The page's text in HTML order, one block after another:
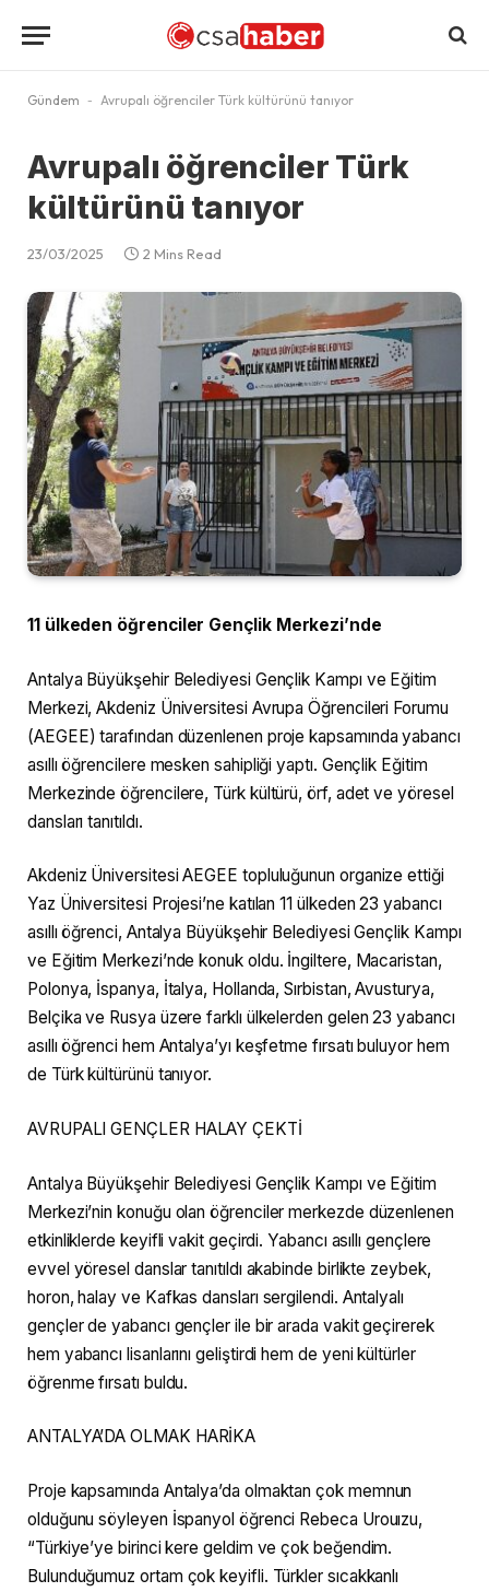
Gündem - Avrupalı öğrenciler Türk kültürünü tanıyor
Avrupalı öğrenciler Türk
kültürünü tanıyor
23/03/2025 2 Mins Read
11 ülkeden öğrenciler Gençlik Merkezi’nde
Antalya Büyükşehir Belediyesi Gençlik Kampı ve Eğitim
Merkezi, Akdeniz Üniversitesi Avrupa Öğrencileri Forumu
(AEGEE) tarafından düzenlenen proje kapsamında yabancı
asıllı öğrencilere mesken sahipliği yaptı. Gençlik Eğitim
Merkezinde öğrencilere, Türk kültürü, örf, adet ve yöresel
dansları tanıtıldı.
Akdeniz Üniversitesi AEGEE topluluğunun organize ettiği
Yaz Üniversitesi Projesi’ne katılan 11 ülkeden 23 yabancı
asıllı öğrenci, Antalya Büyükşehir Belediyesi Gençlik Kampı
ve Eğitim Merkezi’nde konuk oldu. İngiltere, Macaristan,
Polonya, İspanya, İtalya, Hollanda, Sırbistan, Avusturya,
Belçika ve Rusya üzere farklı ülkelerden gelen 23 yabancı
asıllı öğrenci hem Antalya’yı keşfetme fırsatı buluyor hem
de Türk kültürünü tanıyor.
AVRUPALI GENÇLER HALAY ÇEKTİ
Antalya Büyükşehir Belediyesi Gençlik Kampı ve Eğitim
Merkezi’nin konuğu olan öğrenciler merkezde düzenlenen
etkinliklerde keyifli vakit geçirdi. Yabancı asıllı gençlere
evvel yöresel danslar tanıtıldı akabinde birlikte zeybek,
horon, halay ve Kafkas dansları sergilendi. Antalyalı
gençler de yabancı gençler ile bir arada vakit geçirerek
hem yabancı lisanlarını geliştirdi hem de yeni kültürler
öğrenme fırsatı buldu.
ANTALYA’DA OLMAK HARİKA
Proje kapsamında Antalya’da olmaktan çok memnun
olduğunu söyleyen İspanyol öğrenci Rebeca Urouızu,
“Türkiye’ye birinci kere geldim ve çok beğendim.
Bulunduğumuz ortam çok keyifli. Türkler sıcakkanlı